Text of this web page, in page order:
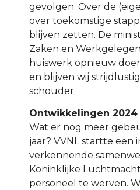
gevolgen. Over de
over toekomstige
blijven zetten. De
Zaken en
huiswerk opnieuw
en blijven wij
schouder.
Ontwikkelingen 2024
Wat er nog meer
jaar? VVNL startte een
verkennende
Koninklijke
personeel te werven.